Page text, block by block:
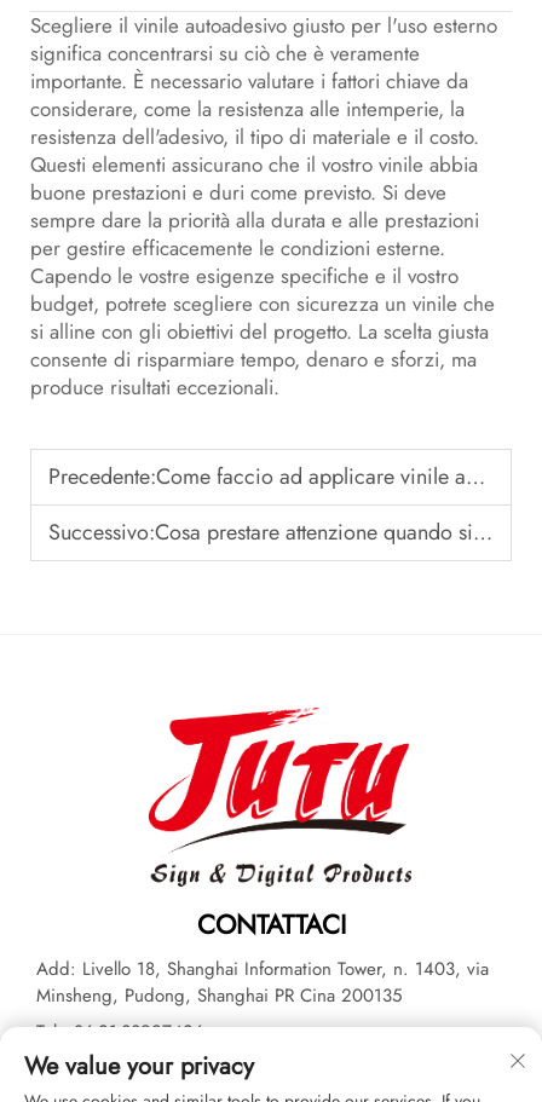
Scegliere il vinile autoadesivo giusto per l'uso esterno
significa concentrarsi su ciò che è veramente
importante. È necessario valutare i fattori chiave da
considerare, come la resistenza alle intemperie, la
resistenza dell'adesivo, il tipo di materiale e il costo.
Questi elementi assicurano che il vostro vinile abbia
buone prestazioni e duri come previsto. Si deve
sempre dare la priorità alla durata e alle prestazioni
per gestire efficacemente le condizioni esterne.
Capendo le vostre esigenze specifiche e il vostro
budget, potrete scegliere con sicurezza un vinile che
si alline con gli obiettivi del progetto. La scelta giusta
consente di risparmiare tempo, denaro e sforzi, ma
produce risultati eccezionali.
Precedente:Come faccio ad applicare vinile autoadesivo per una finitura senza bolle?
Successivo:Cosa prestare attenzione quando si stampa sul vinile
CONTATTACI
Add: Livello 18, Shanghai Information Tower, n. 1403, via
Minsheng, Pudong, Shanghai PR Cina 200135
Tel:+86-21-33927426
E-mail:[email protected]
We value your privacy